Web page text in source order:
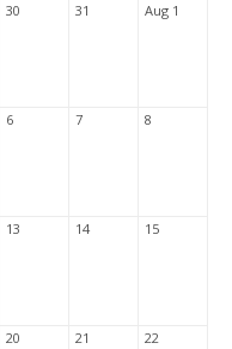
30 31 Aug 1
6 7 8
13 14 15
20 21 22